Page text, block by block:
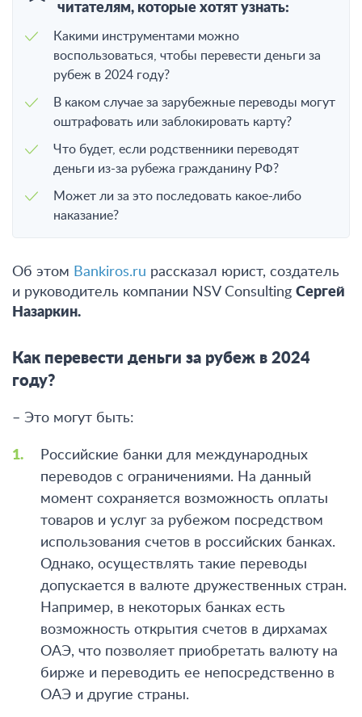
читателям, которые хотят узнать:
Какими инструментами можно
воспользоваться, чтобы перевести деньги за
рубеж в 2024 году?
В каком случае за зарубежные переводы могут
оштрафовать или заблокировать карту?
Что будет, если родственники переводят
деньги из-за рубежа гражданину РФ?
Может ли за это последовать какое-либо
наказание?
Об этом Bankiros.ru рассказал юрист, создатель
и руководитель компании NSV Consulting Сергей
Назаркин.
Как перевести деньги за рубеж в 2024
году?
– Это могут быть:
Российские банки для международных
переводов с ограничениями. На данный
момент сохраняется возможность оплаты
товаров и услуг за рубежом посредством
использования счетов в российских банках.
Однако, осуществлять такие переводы
допускается в валюте дружественных стран.
Например, в некоторых банках есть
возможность открытия счетов в дирхамах
ОАЭ, что позволяет приобретать валюту на
бирже и переводить ее непосредственно в
ОАЭ и другие страны.